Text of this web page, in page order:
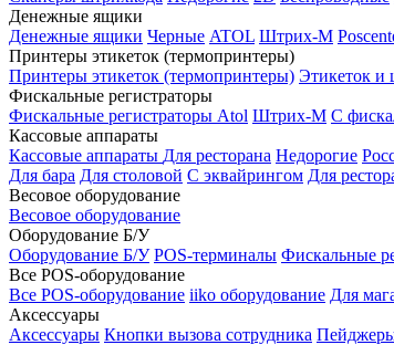
Денежные ящики
Денежные ящики Черные ATOL Штрих-М
Принтеры этикеток (термопринтеры)
Принтеры этикеток (термопринтеры) Этикеток и
Фискальные регистраторы
Фискальные регистраторы Atol Штрих-М С
Кассовые аппараты
Кассовые аппараты Для ресторана Недорогие
Для бара Для столовой С эквайрингом Для
Весовое оборудование
Весовое оборудование
Оборудование Б/У
Оборудование Б/У POS-терминалы Фискальные
Все POS-оборудование
Все POS-оборудование iiko оборудование Для
Аксессуары
Аксессуары Кнопки вызова сотрудника